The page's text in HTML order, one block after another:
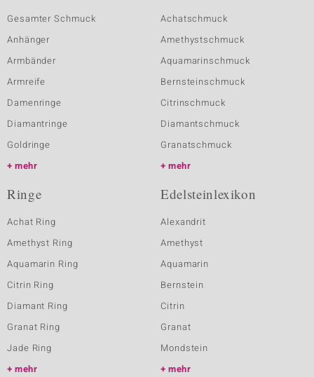
Gesamter Schmuck
Anhänger
Armbänder
Armreife
Damenringe
Diamantringe
Goldringe
mehr
Achatschmuck
Amethystschmuck
Aquamarinschmuck
Bernsteinschmuck
Citrinschmuck
Diamantschmuck
Granatschmuck
mehr
Ringe
Achat Ring
Amethyst Ring
Aquamarin Ring
Citrin Ring
Diamant Ring
Granat Ring
Jade Ring
mehr
Edelsteinlexikon
Alexandrit
Amethyst
Aquamarin
Bernstein
Citrin
Granat
Mondstein
mehr